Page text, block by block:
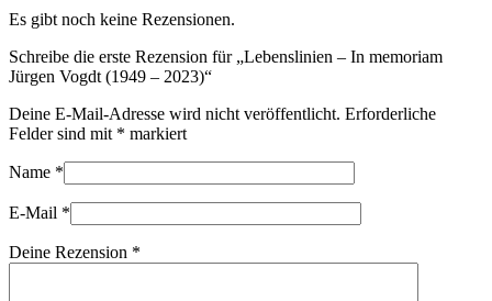
Es gibt noch keine Rezensionen.
Schreibe die erste Rezension für „Lebenslinien – In memoriam
Jürgen Vogdt (1949 – 2023)“
Deine E-Mail-Adresse wird nicht veröffentlicht. Erforderliche
Felder sind mit * markiert
Name *
E-Mail *
Deine Rezension *